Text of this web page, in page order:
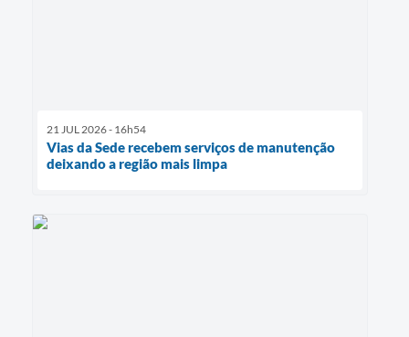
21 JUL 2026 - 16h54
Vias da Sede recebem serviços de manutenção
deixando a região mais limpa